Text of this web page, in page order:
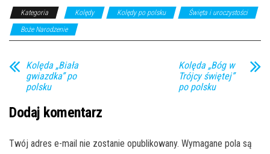
Kategoria Kolędy Kolędy po polsku
Święta i uroczystości
Boże Narodzenie
Kolęda „Biała
gwiazdka” po
polsku
Kolęda „Bóg w
Trójcy świętej”
po polsku
Dodaj komentarz
Twój adres e-mail nie zostanie opublikowany. Wymagane pola są